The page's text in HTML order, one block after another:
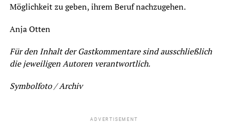
Möglichkeit zu geben, ihrem Beruf nachzugehen.
Anja Otten
Für den Inhalt der Gastkommentare sind ausschließlich
die jeweiligen Autoren verantwortlich.
Symbolfoto / Archiv
ADVERTISEMENT